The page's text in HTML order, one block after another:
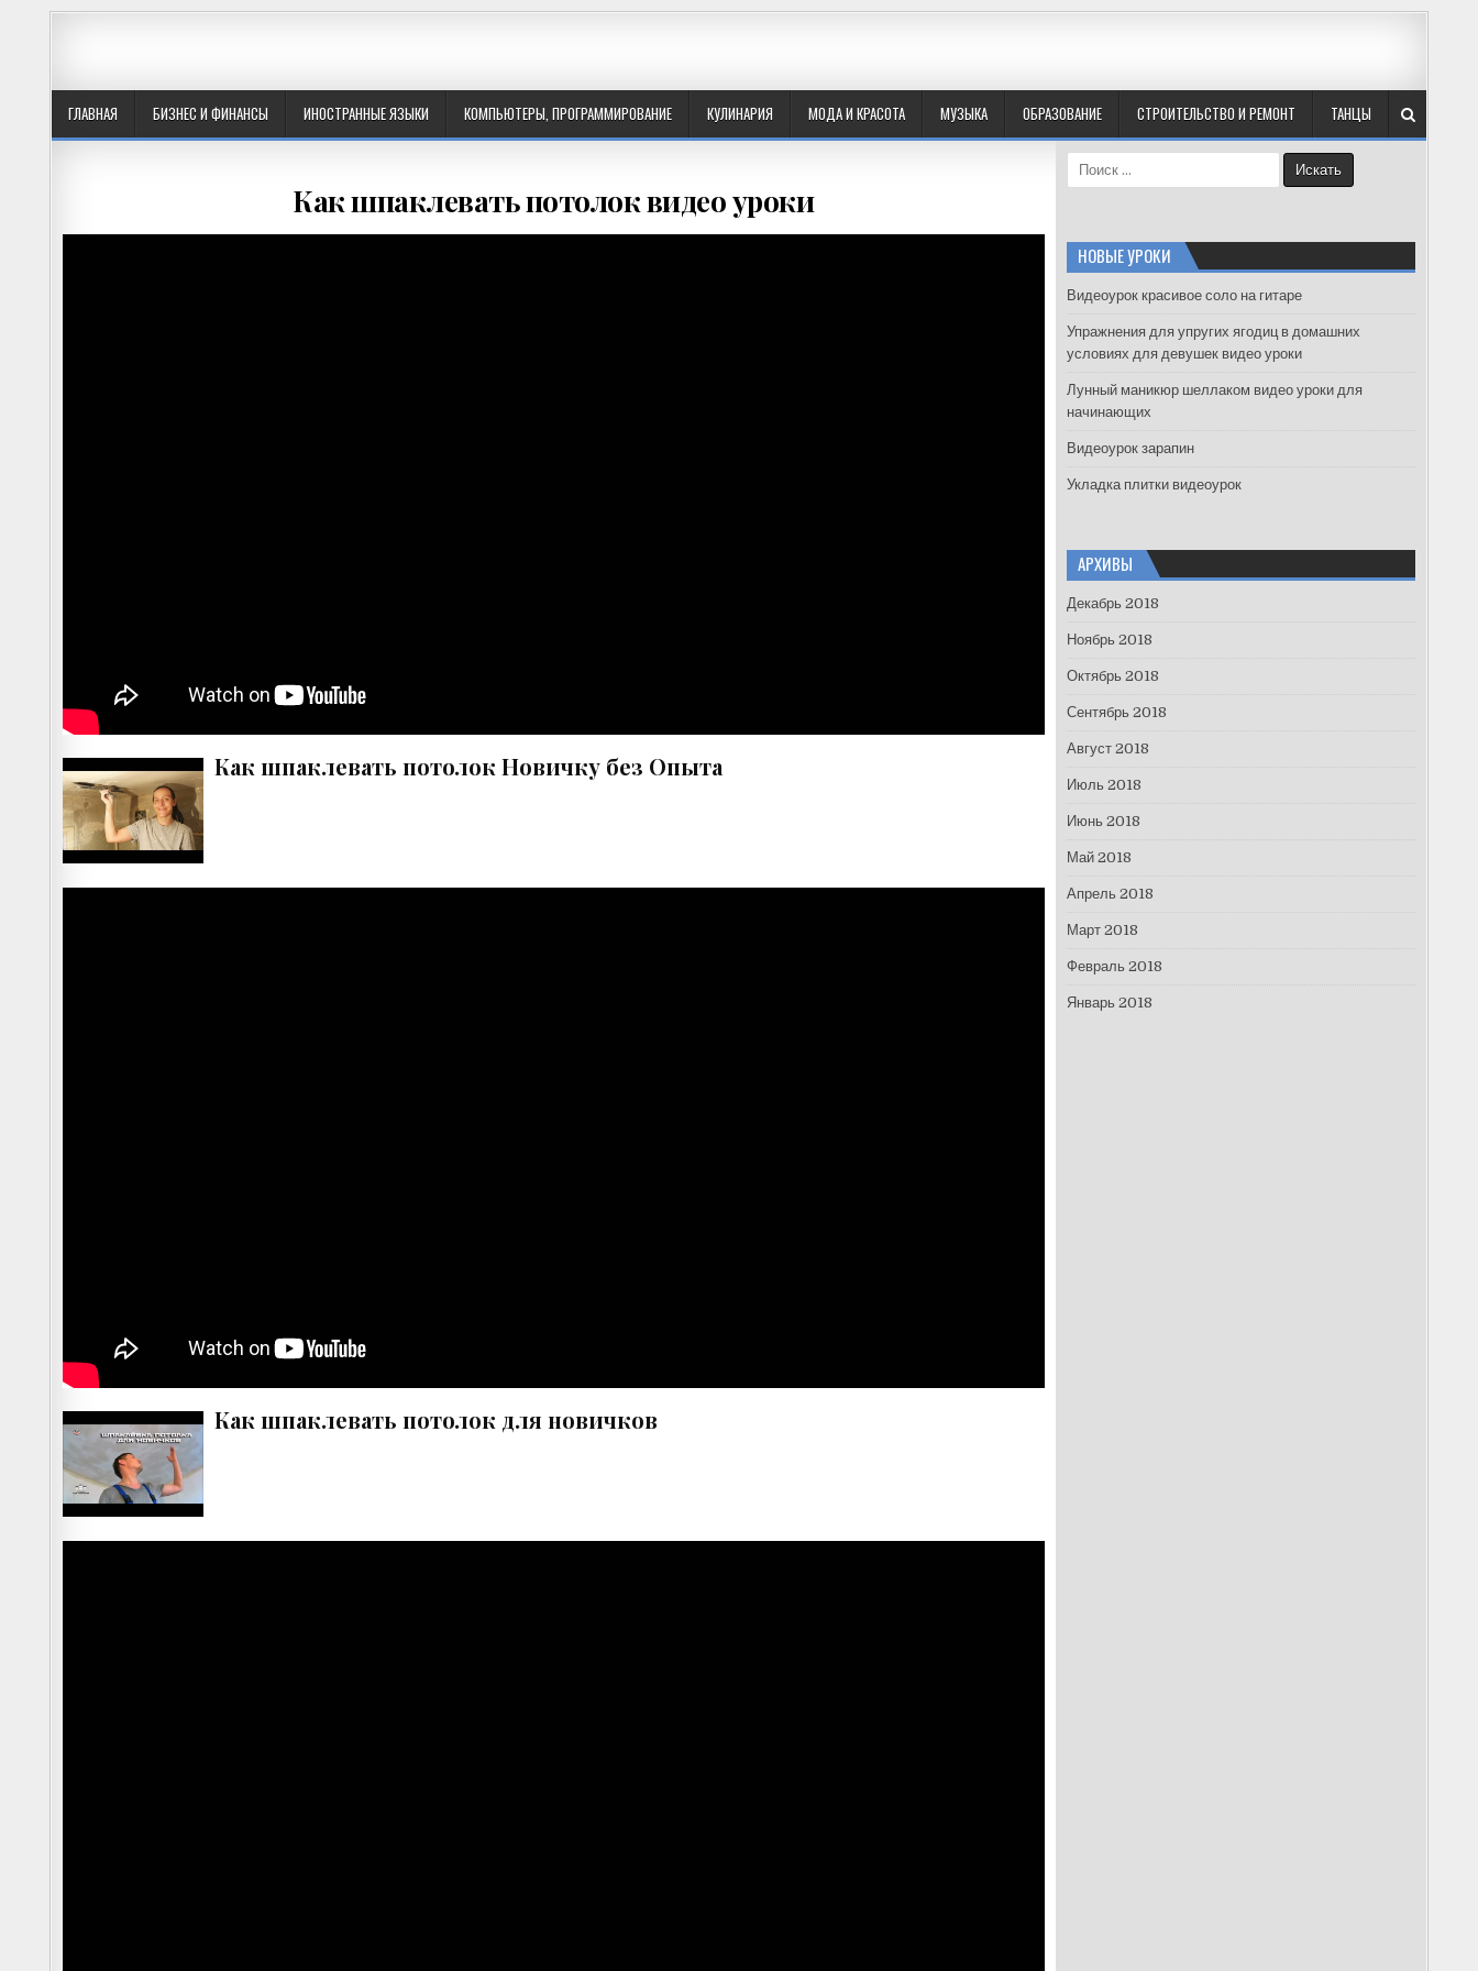
ГЛАВНАЯ БИЗНЕС И ФИНАНСЫ ИНОСТРАННЫЕ ЯЗЫКИ КОМПЬЮТЕРЫ, ПРОГРАММИРОВАНИЕ КУЛИНАРИЯ МОДА И КРАСОТА МУЗЫКА ОБРАЗОВАНИЕ СТРОИТЕЛЬСТВО И РЕМОНТ ТАНЦЫ
Как шпаклевать потолок видео уроки
Как шпаклевать потолок Новичку без Опыта
Как шпаклевать потолок для новичков
e
h
f
r
:
НОВЫЕ УРОКИ
Видеоурок красивое соло на гитаре
Упражнения для упругих ягодиц в домашних
условиях для девушек видео уроки
Лунный маникюр шеллаком видео уроки для
начинающих
Видеоурок зарапин
Укладка плитки видеоурок
АРХИВЫ
Декабрь 2018
Ноябрь 2018
Октябрь 2018
Сентябрь 2018
Август 2018
Июль 2018
Июнь 2018
Май 2018
Апрель 2018
Март 2018
Февраль 2018
Январь 2018